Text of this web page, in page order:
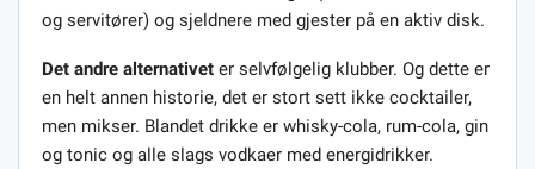
og servitører) og sjeldnere med gjester på en aktiv disk.
Det andre alternativet er selvfølgelig klubber. Og dette er
en helt annen historie, det er stort sett ikke cocktailer,
men mikser. Blandet drikke er whisky-cola, rum-cola, gin
og tonic og alle slags vodkaer med energidrikker.